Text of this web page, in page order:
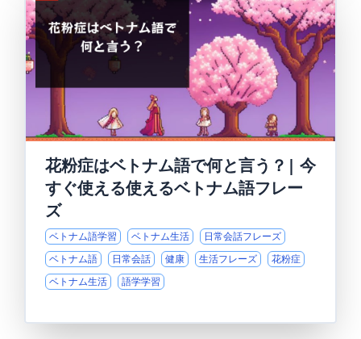
花粉症はベトナム語で何と言う？| 今
すぐ使える使えるベトナム語フレー
ズ
ベトナム語学習 ベトナム生活
日常会話フレーズ
ベトナム語
日常会話 健康 生活フレーズ
花粉症
ベトナム生活
語学学習